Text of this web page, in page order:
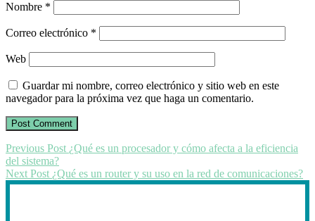
Nombre *
Correo electrónico *
Web
Guardar mi nombre, correo electrónico y sitio web en este
navegador para la próxima vez que haga un comentario.
Previous Post ¿Qué es un procesador y cómo afecta a la eficiencia
del sistema?
Next Post ¿Qué es un router y su uso en la red de comunicaciones?